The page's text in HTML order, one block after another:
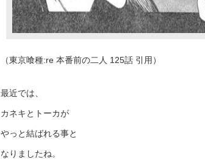
（東京喰種:re 本番前の二人 125話 引用）
最近では、
カネキとトーカが
やっと結ばれる事と
なりましたね。